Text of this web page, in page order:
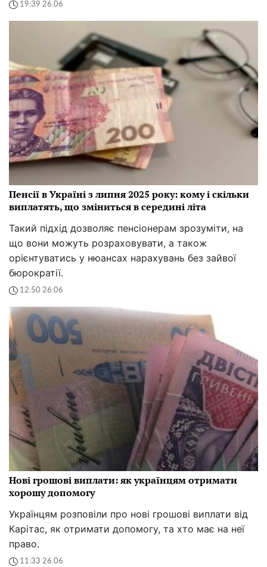
19:39 26.06
Пенсії в Україні з липня 2025 року: кому і скільки
виплатять, що зміниться в середині літа
Такий підхід дозволяє пенсіонерам зрозуміти, на
що вони можуть розраховувати, а також
орієнтуватись у нюансах нарахувань без зайвої
бюрократії.
12:50 26.06
Нові грошові виплати: як українцям отримати
хорошу допомогу
Українцям розповіли про нові грошові виплати від
Карітас, як отримати допомогу, та хто має на неї
право.
11:33 26.06